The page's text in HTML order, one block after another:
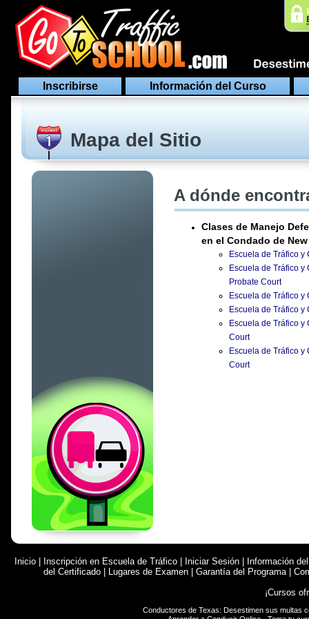
Inscribirse Información del Curso
Mapa del Sitio
A dónde
Clases de Manejo
en el Condado de
Escuela de Tráfico
Escuela de Tráfico
Probate Court
Escuela de Tráfico
Escuela de Tráfico
Escuela de Tráfico
Court
Escuela de Tráfico
Court
Inicio Inscripción en Escuela de Tráfico Iniciar Sesión
Información
del Certificado
Lugares de Examen Garantía del Programa|
¡Cursos
Conductores de Texas: Desestimen sus multas